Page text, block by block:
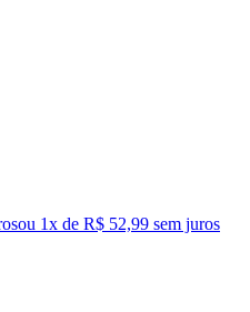
ou 1x de R$ 52,99 sem juros